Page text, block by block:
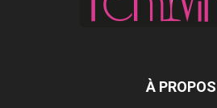
À PROPOS